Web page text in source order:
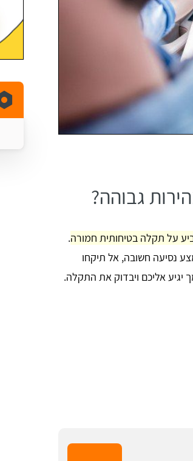
גבוהה?
על תקלה בטיחותית חמורה.
נסיעה חשובה, אל תיקחו
יגיע אליכם ויבדוק את התקלה.